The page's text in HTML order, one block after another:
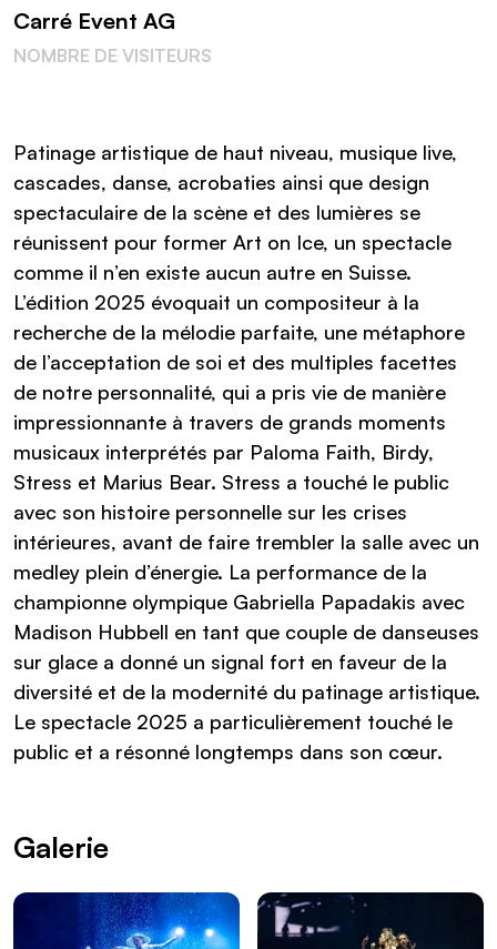
Carré Event AG
NOMBRE DE VISITEURS
Patinage artistique de haut niveau, musique live,
cascades, danse, acrobaties ainsi que design
spectaculaire de la scène et des lumières se
réunissent pour former Art on Ice, un spectacle
comme il n’en existe aucun autre en Suisse.
L’édition 2025 évoquait un compositeur à la
recherche de la mélodie parfaite, une métaphore
de l’acceptation de soi et des multiples facettes
de notre personnalité, qui a pris vie de manière
impressionnante à travers de grands moments
musicaux interprétés par Paloma Faith, Birdy,
Stress et Marius Bear. Stress a touché le public
avec son histoire personnelle sur les crises
intérieures, avant de faire trembler la salle avec un
medley plein d’énergie. La performance de la
championne olympique Gabriella Papadakis avec
Madison Hubbell en tant que couple de danseuses
sur glace a donné un signal fort en faveur de la
diversité et de la modernité du patinage artistique.
Le spectacle 2025 a particulièrement touché le
public et a résonné longtemps dans son cœur.
Galerie